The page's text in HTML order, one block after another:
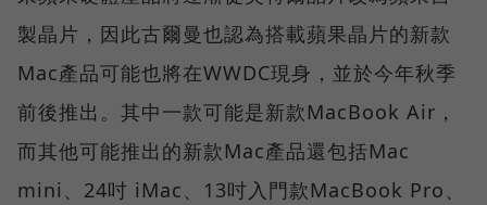
製晶片，因此古爾曼也認為搭載蘋果晶片的新款
Mac產品可能也將在WWDC現身，並於今年秋季
前後推出。其中一款可能是新款MacBook Air，
而其他可能推出的新款Mac產品還包括Mac
mini、24吋 iMac、13吋入門款MacBook Pro、